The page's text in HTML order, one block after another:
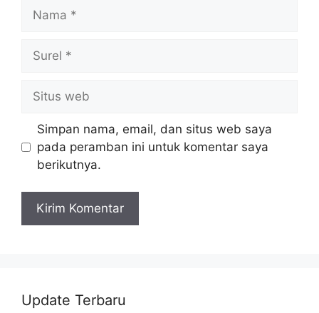
web
Simpan nama, email, dan situs web saya
pada peramban ini untuk komentar saya
berikutnya.
Update Terbaru